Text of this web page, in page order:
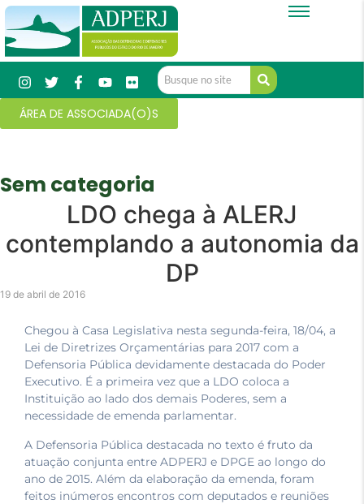
ÁREA DE ASSOCIADA(O)S
Sem categoria
LDO chega à ALERJ
contemplando a autonomia da
DP
19 de abril de 2016
Chegou à Casa Legislativa nesta segunda-feira, 18/04, a
Lei de Diretrizes Orçamentárias para 2017 com a
Defensoria Pública devidamente destacada do Poder
Executivo. É a primeira vez que a LDO coloca a
Instituição ao lado dos demais Poderes, sem a
necessidade de emenda parlamentar.
A Defensoria Pública destacada no texto é fruto da
atuação conjunta entre ADPERJ e DPGE ao longo do
ano de 2015. Além da elaboração da emenda, foram
feitos inúmeros encontros com deputados e reuniões